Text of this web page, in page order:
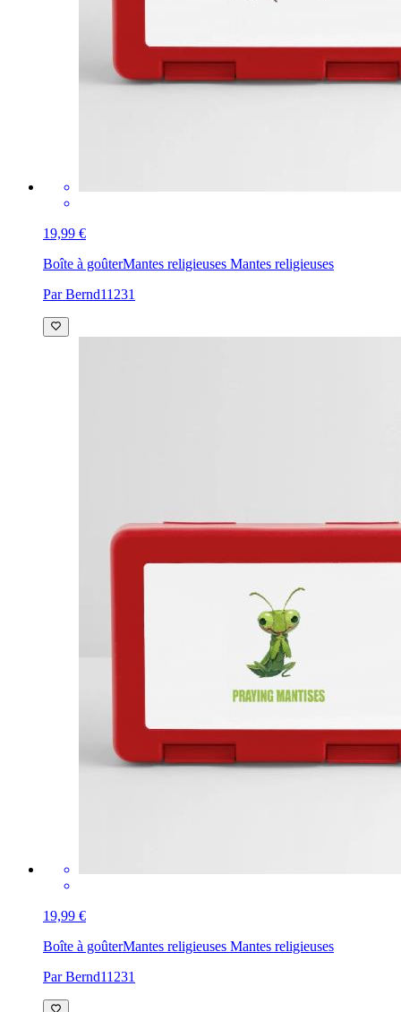
19,99 €
Boîte à goûterMantes religieuses Mantes religieuses
Par Bernd11231
19,99 €
Boîte à goûterMantes religieuses Mantes religieuses
Par Bernd11231